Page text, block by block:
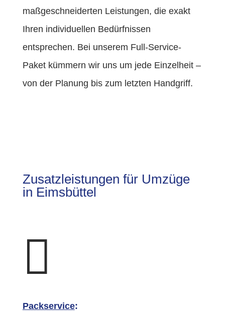
maßgeschneiderten Leistungen, die exakt
Ihren individuellen Bedürfnissen
entsprechen. Bei unserem Full-Service-
Paket kümmern wir uns um jede Einzelheit –
von der Planung bis zum letzten Handgriff.
Zusatzleistungen für Umzüge
in Eimsbüttel

Packservice: